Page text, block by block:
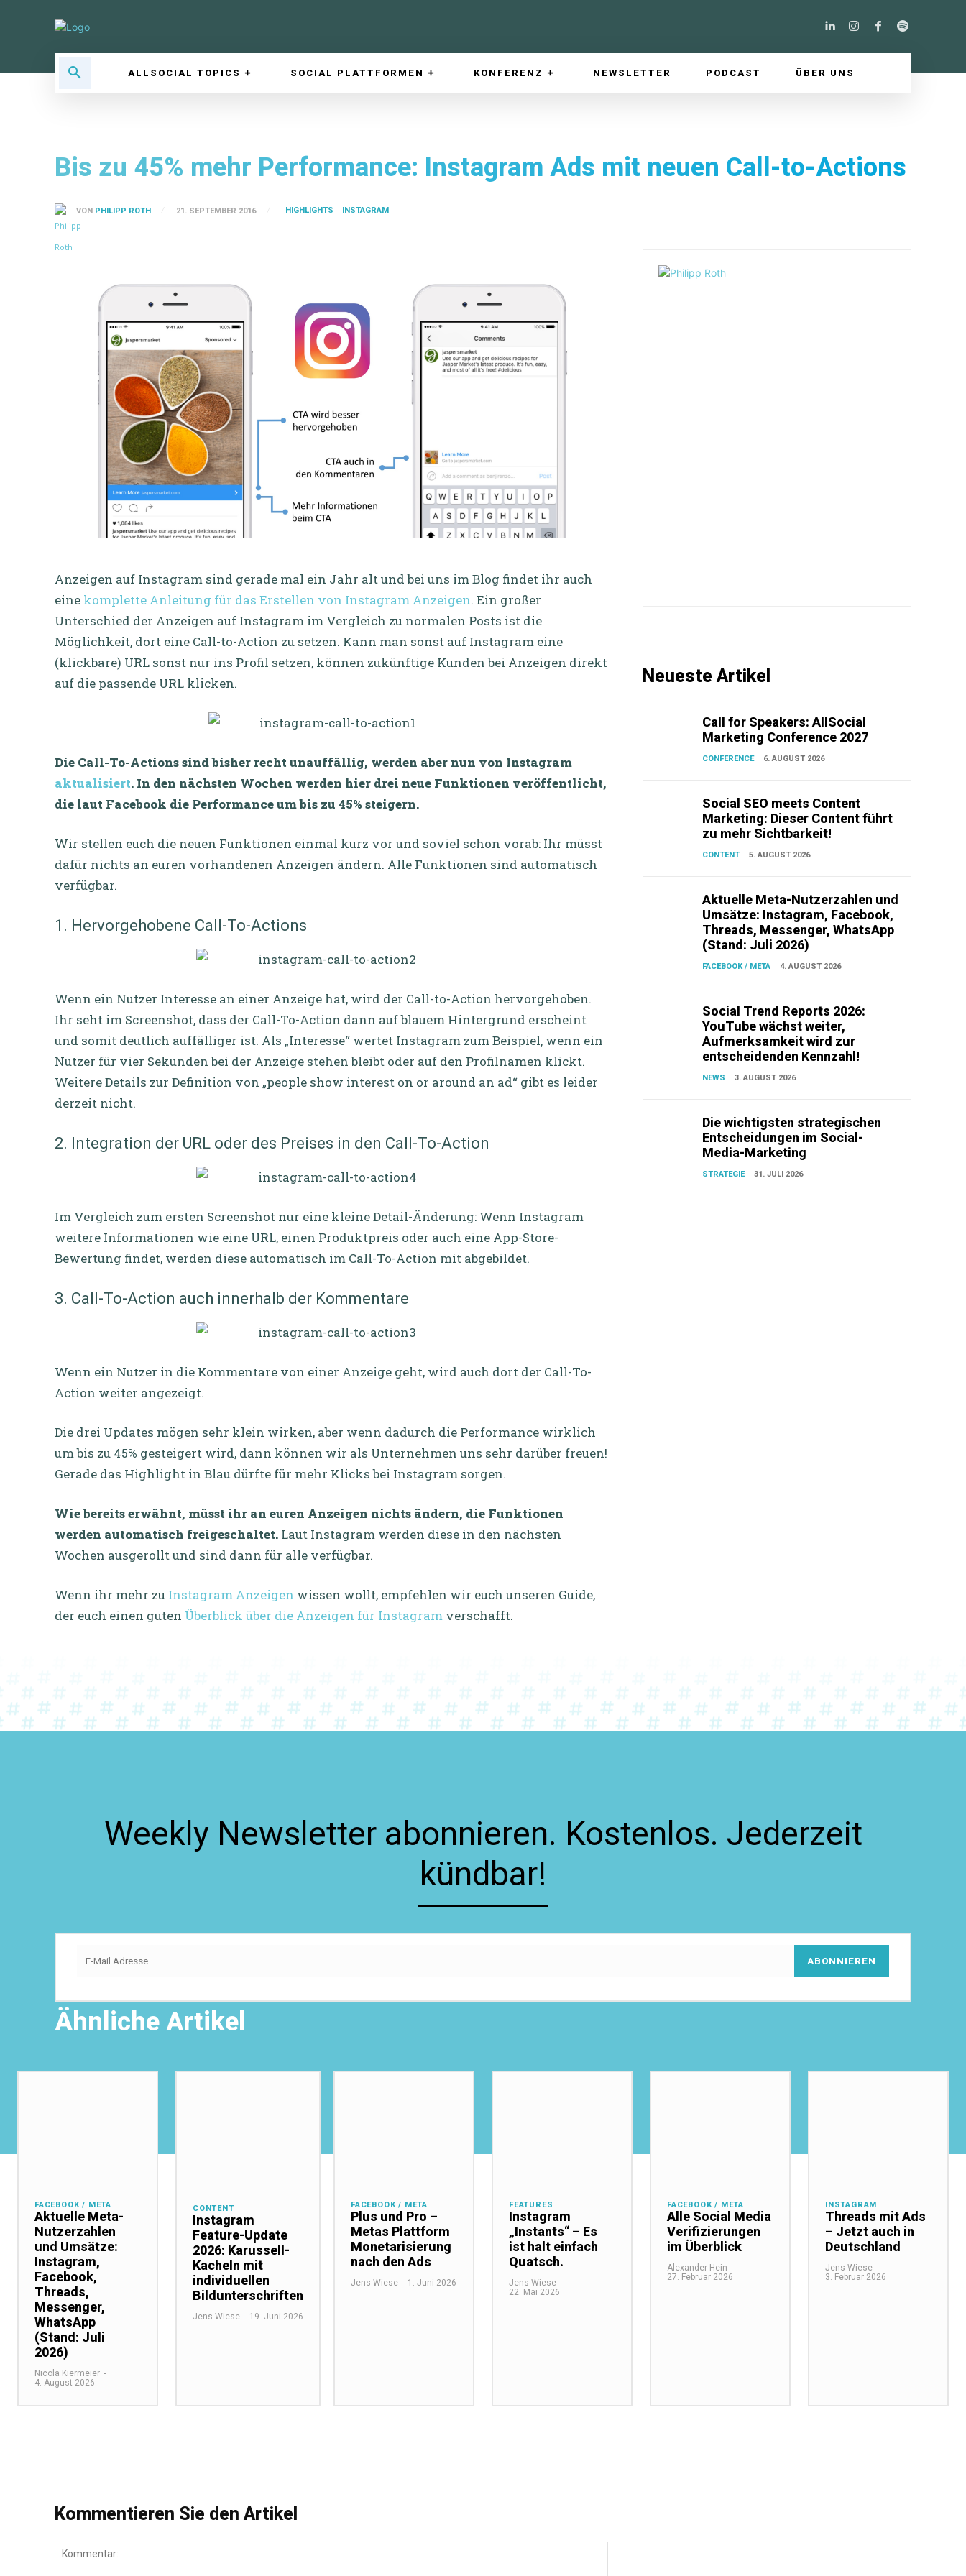
ALLSOCIAL TOPICS SOCIAL PLATTFORMEN KONFERENZ NEWSLETTER PODCAST ÜBER UNS
Bis zu 45% mehr Performance: Instagram Ads mit neuen Call-to-Actions
VON PHILIPP ROTH 21. SEPTEMBER 2016 HIGHLIGHTS INSTAGRAM
Anzeigen auf Instagram sind gerade mal ein Jahr alt und bei uns im Blog findet ihr auch
eine komplette Anleitung für das Erstellen von Instagram Anzeigen. Ein großer
Unterschied der Anzeigen auf Instagram im Vergleich zu normalen Posts ist die
Möglichkeit, dort eine Call-to-Action zu setzen. Kann man sonst auf Instagram eine
(klickbare) URL sonst nur ins Profil setzen, können zukünftige Kunden bei Anzeigen direkt
auf die passende URL klicken.
Die Call-To-Actions sind bisher recht unauffällig, werden aber nun von Instagram
aktualisiert. In den nächsten Wochen werden hier drei neue Funktionen veröffentlicht,
die laut Facebook die Performance um bis zu 45% steigern.
Wir stellen euch die neuen Funktionen einmal kurz vor und soviel schon vorab: Ihr müsst
dafür nichts an euren vorhandenen Anzeigen ändern. Alle Funktionen sind automatisch
verfügbar.
1. Hervorgehobene Call-To-Actions
Wenn ein Nutzer Interesse an einer Anzeige hat, wird der Call-to-Action hervorgehoben.
Ihr seht im Screenshot, dass der Call-To-Action dann auf blauem Hintergrund erscheint
und somit deutlich auffälliger ist. Als „Interesse“ wertet Instagram zum Beispiel, wenn ein
Nutzer für vier Sekunden bei der Anzeige stehen bleibt oder auf den Profilnamen klickt.
Weitere Details zur Definition von „people show interest on or around an ad“ gibt es leider
derzeit nicht.
2. Integration der URL oder des Preises in den Call-To-Action
Im Vergleich zum ersten Screenshot nur eine kleine Detail-Änderung: Wenn Instagram
weitere Informationen wie eine URL, einen Produktpreis oder auch eine App-Store-
Bewertung findet, werden diese automatisch im Call-To-Action mit abgebildet.
3. Call-To-Action auch innerhalb der Kommentare
Wenn ein Nutzer in die Kommentare von einer Anzeige geht, wird auch dort der Call-To-
Action weiter angezeigt.
Die drei Updates mögen sehr klein wirken, aber wenn dadurch die Performance wirklich
um bis zu 45% gesteigert wird, dann können wir als Unternehmen uns sehr darüber freuen!
Gerade das Highlight in Blau dürfte für mehr Klicks bei Instagram sorgen.
Wie bereits erwähnt, müsst ihr an euren Anzeigen nichts ändern, die Funktionen
werden automatisch freigeschaltet. Laut Instagram werden diese in den nächsten
Wochen ausgerollt und sind dann für alle verfügbar.
Wenn ihr mehr zu Instagram Anzeigen wissen wollt, empfehlen wir euch unseren Guide,
der euch einen guten Überblick über die Anzeigen für Instagram verschafft.
Neueste Artikel
Call for Speakers: AllSocial
Marketing Conference 2027
CONFERENCE 6. AUGUST 2026
Social SEO meets Content
Marketing: Dieser Content führt
zu mehr Sichtbarkeit!
CONTENT 5. AUGUST 2026
Aktuelle Meta-Nutzerzahlen und
Umsätze: Instagram, Facebook,
Threads, Messenger, WhatsApp
(Stand: Juli 2026)
FACEBOOK / META 4. AUGUST 2026
Social Trend Reports 2026:
YouTube wächst weiter,
Aufmerksamkeit wird zur
entscheidenden Kennzahl!
NEWS 3. AUGUST 2026
Die wichtigsten strategischen
Entscheidungen im Social-
Media-Marketing
STRATEGIE 31. JULI 2026
Weekly Newsletter abonnieren. Kostenlos. Jederzeit
kündbar!
ABONNIEREN
Ähnliche Artikel
FACEBOOK / META
Aktuelle Meta-
Nutzerzahlen
und Umsätze:
Instagram,
Facebook,
Threads,
Messenger,
WhatsApp
(Stand: Juli
2026)
Nicola Kiermeier -
4. August 2026
CONTENT
Instagram
Feature-Update
2026: Karussell-
Kacheln mit
individuellen
Bildunterschriften
Jens Wiese - 19. Juni 2026
FACEBOOK / META
Plus und Pro –
Metas Plattform
Monetarisierung
nach den Ads
Jens Wiese - 1. Juni 2026
FEATURES
Instagram
„Instants“ – Es
ist halt einfach
Quatsch.
Jens Wiese -
22. Mai 2026
FACEBOOK / META
Alle Social Media
Verifizierungen
im Überblick
Alexander Hein -
27. Februar 2026
INSTAGRAM
Threads mit Ads
– Jetzt auch in
Deutschland
Jens Wiese -
3. Februar 2026
Kommentieren Sie den Artikel